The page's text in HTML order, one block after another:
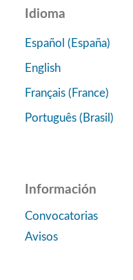
Idioma
Español (España)
English
Français (France)
Português (Brasil)
Información
Convocatorias
Avisos